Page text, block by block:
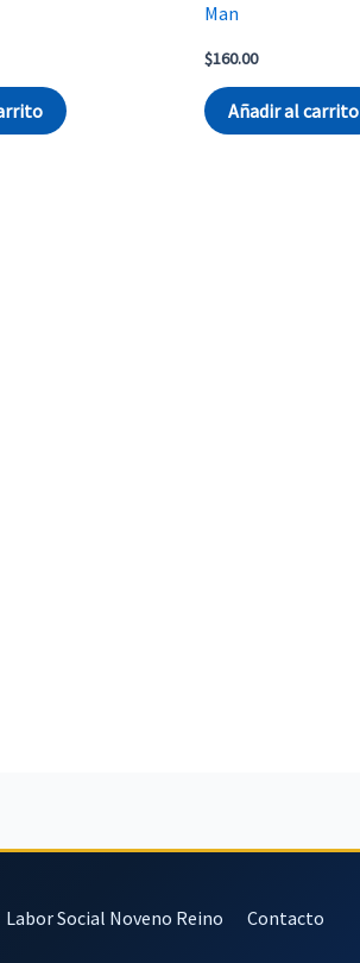
Man
$160.00
Añadir al carrito
Labor Social Noveno Reino Contacto